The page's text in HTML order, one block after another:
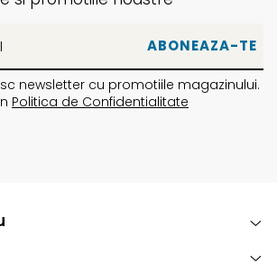
newsletter cu promotiile magazinului.
Politica de Confidentialitate